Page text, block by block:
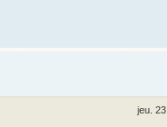
jeu.